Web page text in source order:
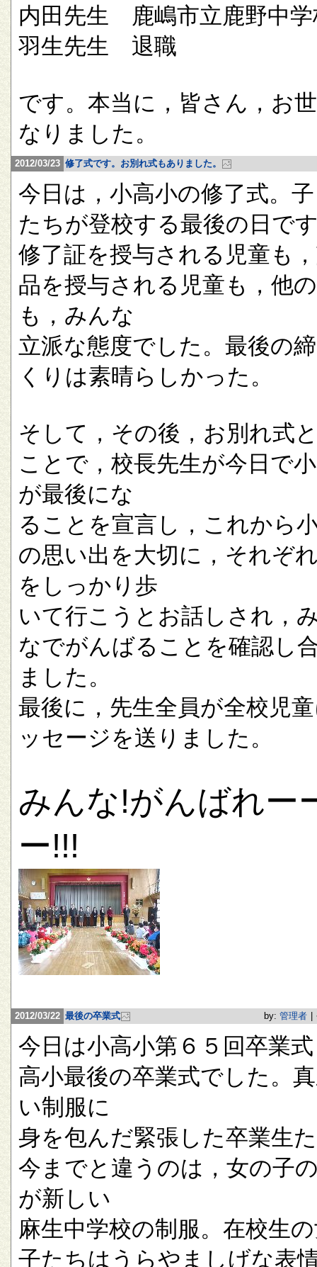
内田先生 鹿嶋市立鹿野中学
羽生先生 退職
です。本当に，皆さん，お
なりました。
2012/03/23 修了式です。お別れ式もありました。
今日は，小高小の修了式。
たちが登校する最後の日で
修了証を授与される児童も
品を授与される児童も，他
も，みんな
立派な態度でした。最後の
くりは素晴らしかった。
そして，その後，お別れ式
ことで，校長先生が今日で
が最後にな
ることを宣言し，これから
の思い出を大切に，それぞ
をしっかり歩
いて行こうとお話しされ，
なでがんばることを確認し
ました。
最後に，先生全員が全校児
ッセージを送りました。
みんな!がんばれー
ー!!!
2012/03/22 最後の卒業式 by: 管理者
今日は小高小第６５回卒業
高小最後の卒業式でした。
い制服に
身を包んだ緊張した卒業生
今までと違うのは，女の子
が新しい
麻生中学校の制服。在校生
子たちはうらやましげな表